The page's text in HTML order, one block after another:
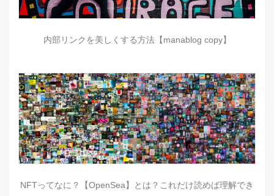
内部リンクを美しくする方法【manablog copy】
NFTってなに？【OpenSea】とは？これだけ読めば理解でき